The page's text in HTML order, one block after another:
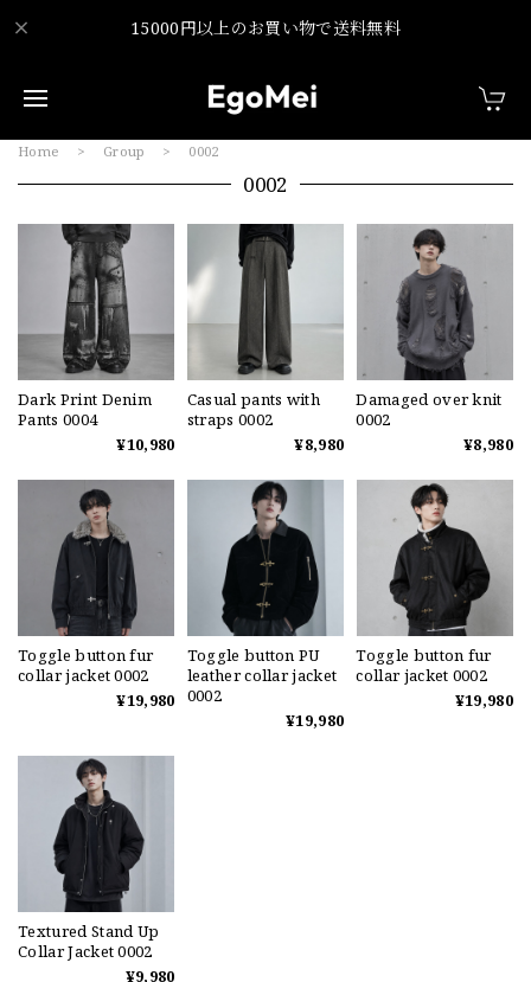
15000円以上のお買い物で送料無料
Home Group 0002
0002
Dark Print Denim
Pants 0004
¥10,980
Casual pants with
straps 0002
¥8,980
Damaged over knit
0002
¥8,980
Toggle button fur
collar jacket 0002
¥19,980
Toggle button PU
leather collar jacket
0002
¥19,980
Toggle button fur
collar jacket 0002
¥19,980
Textured Stand Up
Collar Jacket 0002
¥9,980